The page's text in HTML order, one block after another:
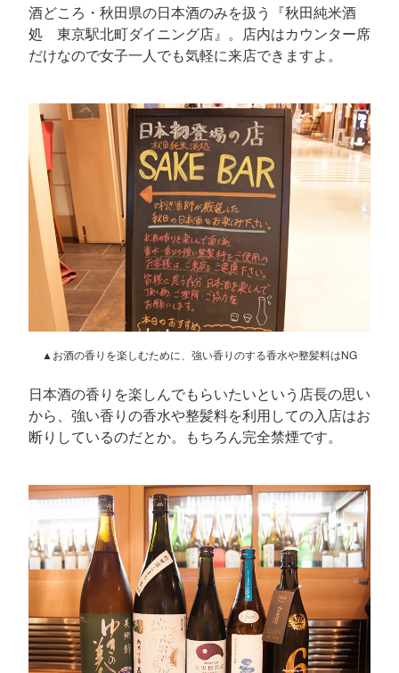
酒どころ・秋田県の日本酒のみを扱う『秋田純米酒
処 東京駅北町ダイニング店』。店内はカウンター席
だけなので女子一人でも気軽に来店できますよ。
▲お酒の香りを楽しむために、強い香りのする香水や整髪料はNG
日本酒の香りを楽しんでもらいたいという店長の思い
から、強い香りの香水や整髪料を利用しての入店はお
断りしているのだとか。もちろん完全禁煙です。